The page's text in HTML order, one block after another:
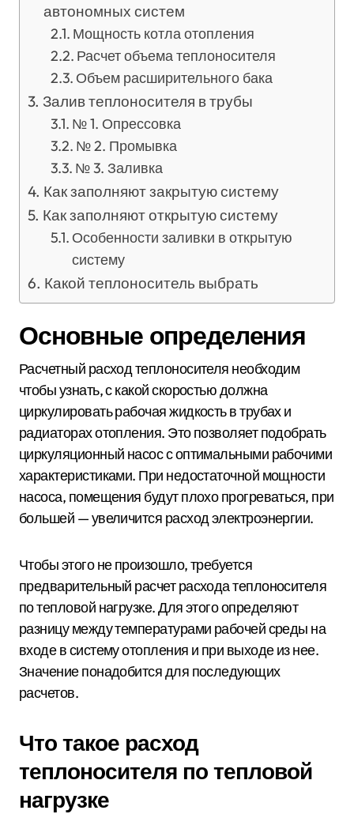
автономных систем
Мощность котла отопления
Расчет объема теплоносителя
Объем расширительного бака
Залив теплоносителя в трубы
№ 1. Опрессовка
№ 2. Промывка
№ 3. Заливка
Как заполняют закрытую систему
Как заполняют открытую систему
Особенности заливки в открытую
систему
Какой теплоноситель выбрать
Основные определения
Расчетный расход теплоносителя необходим
чтобы узнать, с какой скоростью должна
циркулировать рабочая жидкость в трубах и
радиаторах отопления. Это позволяет подобрать
циркуляционный насос с оптимальными рабочими
характеристиками. При недостаточной мощности
насоса, помещения будут плохо прогреваться, при
большей — увеличится расход электроэнергии.
Чтобы этого не произошло, требуется
предварительный расчет расхода теплоносителя
по тепловой нагрузке. Для этого определяют
разницу между температурами рабочей среды на
входе в систему отопления и при выходе из нее.
Значение понадобится для последующих
расчетов.
Что такое расход
теплоносителя по тепловой
нагрузке